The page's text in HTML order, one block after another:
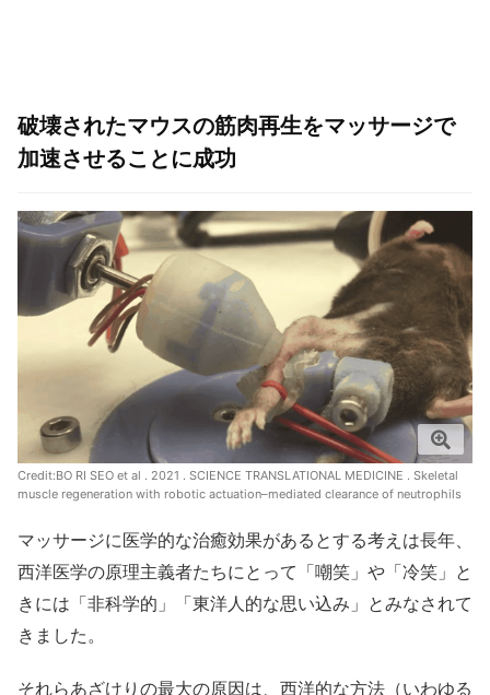
破壊されたマウスの筋肉再生をマッサージで
加速させることに成功
Credit:BO RI SEO et al . 2021 . SCIENCE TRANSLATIONAL MEDICINE . Skeletal
muscle regeneration with robotic actuation–mediated clearance of neutrophils
マッサージに医学的な治癒効果があるとする考えは長年、
西洋医学の原理主義者たちにとって「嘲笑」や「冷笑」と
きには「非科学的」「東洋人的な思い込み」とみなされて
きました。
それらあざけりの最大の原因は、西洋的な方法（いわゆる